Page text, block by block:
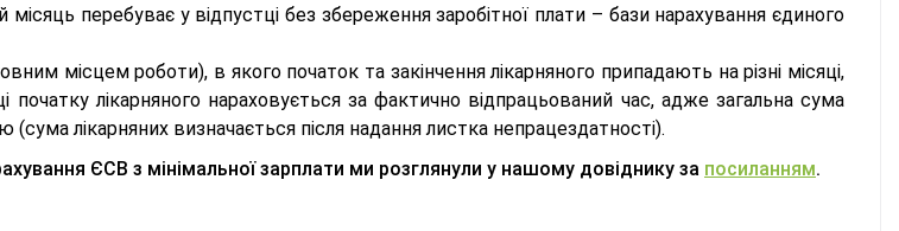
перебуває у відпустці без збереження заробітної плати – бази нарахування єдиного
місцем роботи), в якого початок та закінчення лікарняного припадають на різні місяці,
початку лікарняного нараховується за фактично відпрацьований час, адже загальна сума
лікарняних визначається після надання листка непрацездатності).
ЄСВ з мінімальної зарплати ми розглянули у нашому довіднику за посиланням.